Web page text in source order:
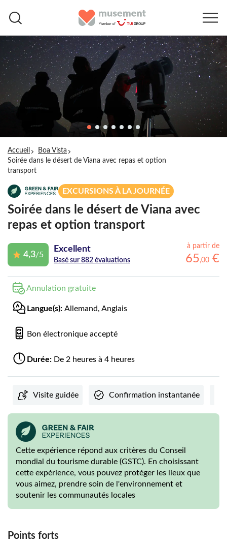
Accueil
Boa Vista
Soirée dans le désert de Viana avec repas et option
transport
EXCURSIONS À LA JOURNÉE
Soirée dans le désert de Viana avec
repas et option transport
4,3/5
Excellent
Basé sur 882 évaluations
à partir de
65,00 €
Annulation gratuite
Langue(s): Allemand, Anglais
Bon électronique accepté
Durée: De 2 heures à 4 heures
Visite guidée Confirmation instantanée
Cette expérience répond aux critères du Conseil
mondial du tourisme durable (GSTC). En choisissant
cette expérience, vous pouvez protéger les lieux que
vous aimez, prendre soin de l'environnement et
soutenir les communautés locales
Points forts